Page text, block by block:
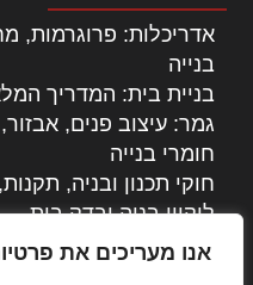
אנו מעריכים את
אדריכלות: פרוגרמות,
בנייה
בניית בית: המדריך
גמר: עיצוב פנים, אבזור,
חומרי בנייה
חוקי תכנון ובניה,
ליקויי בניה ובדק בית
נדל"ן: זכויות, אגרות